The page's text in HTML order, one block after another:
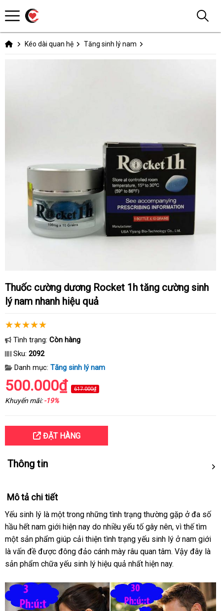
Kéo dài quan hệ Tăng sinh lý nam
Thuốc cường dương Rocket 1h tăng cường sinh
lý nam nhanh hiệu quả
Tình trạng: Còn hàng
Sku: 2092
Danh mục: Tăng sinh lý nam
500.000₫ 617.000₫
Khuyến mãi:-19%
ĐẶT HÀNG
Thông tin
Mô tả chi tiết
Yếu sinh lý là một trong những tình trạng thường gặp ở đa số
hầu hết nam giới hiện nay do nhiều yếu tố gây nên, vì thế tìm
một sản phẩm giúp cải thiện tình trạng yếu sinh lý ở nam giới
là vấn đề được đông đảo cánh mày râu quan tâm. Vậy đây là
sản phẩm chữa yếu sinh lý hiệu quả nhất hiện nay.